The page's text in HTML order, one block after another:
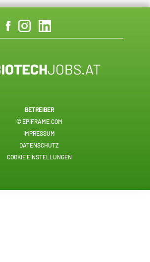
BETREIBER
© EPIFRAME.COM
IMPRESSUM
DATENSCHUTZ
COOKIE EINSTELLUNGEN